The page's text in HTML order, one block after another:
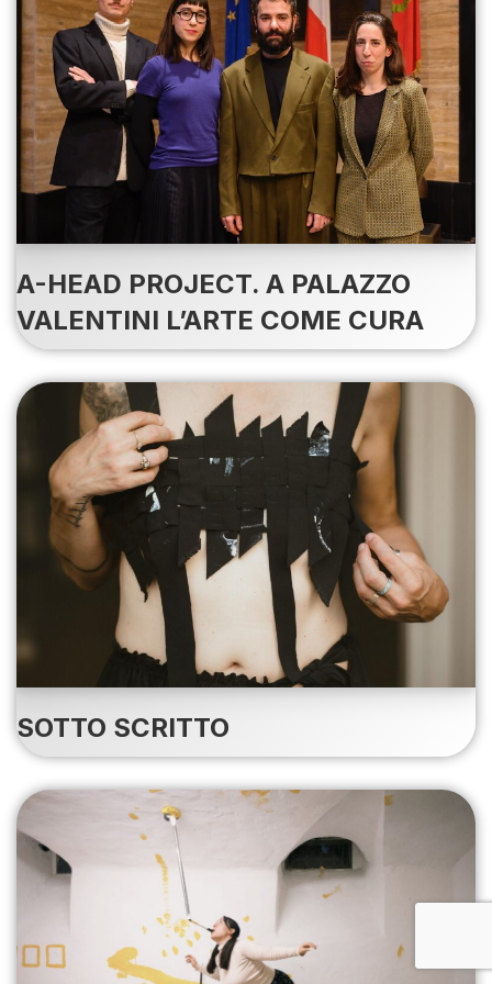
A-HEAD PROJECT. A PALAZZO
VALENTINI L’ARTE COME CURA
SOTTO SCRITTO